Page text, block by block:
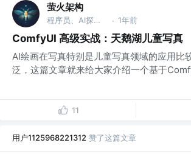
萤火架构
程序员、AI探索者 · 1年前
ComfyUI 高级实战：天鹅湖儿童写真
AI绘画在写真特别是儿童写真领域的应用比
泛，这篇文章就来给大家介绍一个基于
11
用户1125968221312 赞了这篇文章